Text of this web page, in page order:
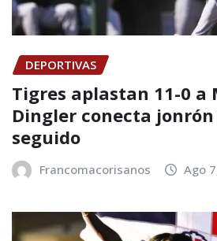
DEPORTIVAS
Tigres aplastan 11-0 a
Dingler conecta
seguido
Francomacorisanos Ago